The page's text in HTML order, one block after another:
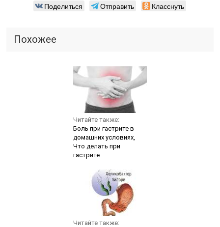
Поделиться Отправить Класснуть
Похожее
Читайте также:
Боль при гастрите в
домашних условиях,
Что делать при
гастрите
Читайте также: